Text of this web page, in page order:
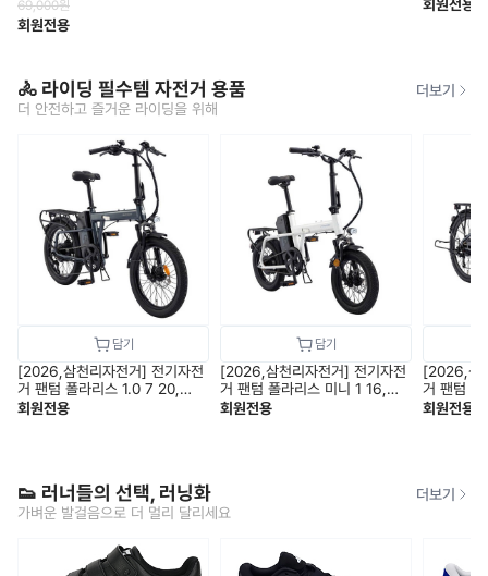
69,000원
회원전용
회원전용
🚴 라이딩 필수템 자전거 용품
더 안전하고 즐거운 라이딩을 위해
더보기
[2026,삼천리자전거] 전기자전
거 팬텀 폴라리스 1.0 7 20,
PAS전용 / 26.9kg / 완조립,무
회원전용
[2026,삼천리자전거] 전기자전
거 팬텀 폴라리스 미니 1 16,
PAS&스로틀 겸용 / 23.8kg /
회원전용
[2026,삼
거 팬텀
틀 겸용 /
회원전용
👟 러너들의 선택, 러닝화
가벼운 발걸음으로 더 멀리 달리세요
더보기